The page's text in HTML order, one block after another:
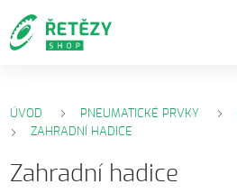
ÚVOD PNEUMATICKÉ PRVKY
ZAHRADNÍ HADICE
Zahradní hadice